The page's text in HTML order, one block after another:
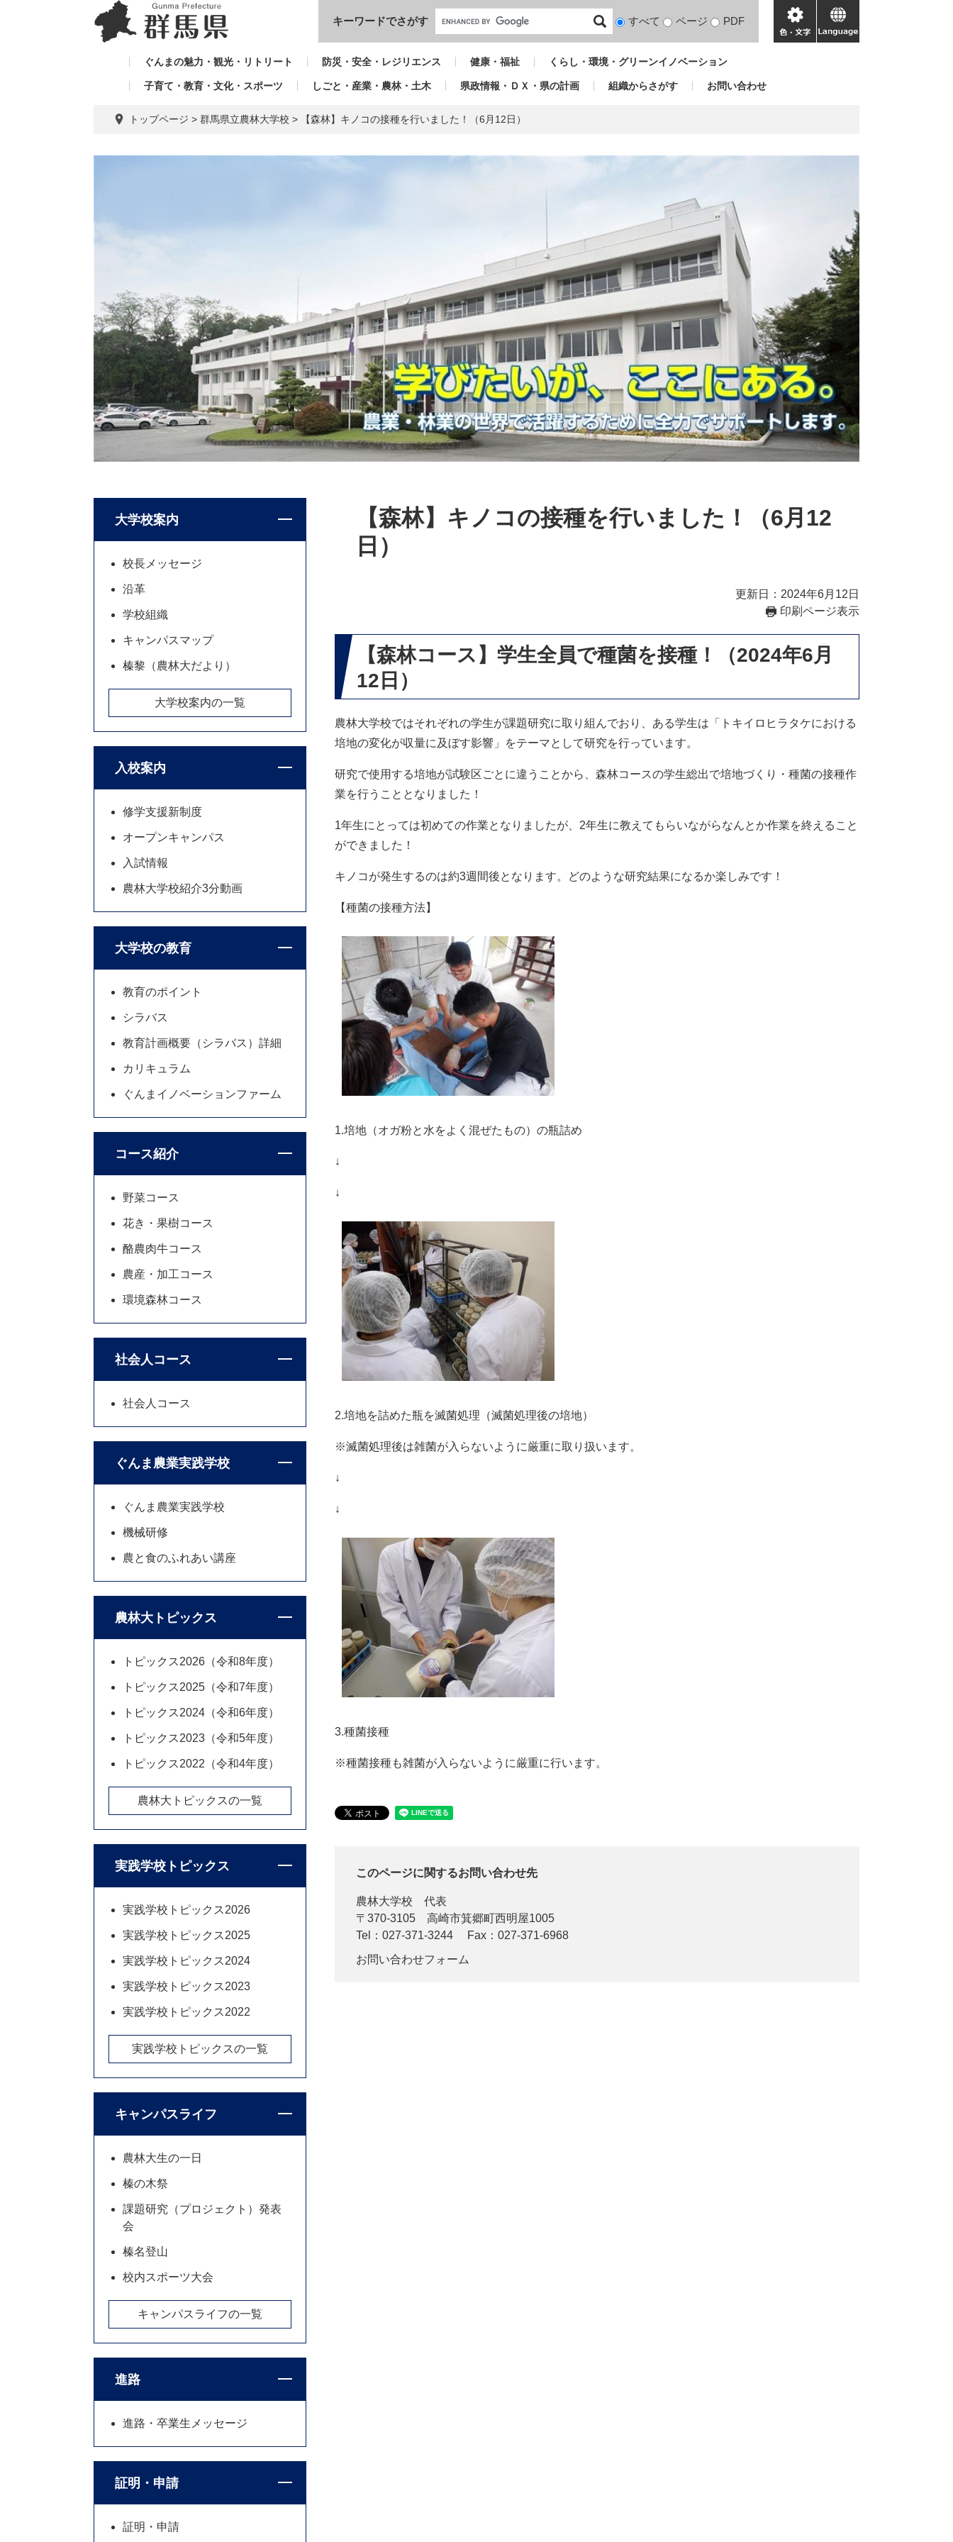
本文へ
キーワードでさがす
検
対
すべて ページ PDF
色・
文
language
ぐんまの魅力・観光・リトリート 防災・安全・レジリエンス 健康・福祉 くらし・環境・グリーンイノベーション
子育て・教育・文化・スポーツ しごと・産業・農林・土木 県政情報・ＤＸ・県の計画 組織からさがす お問い合わせ
トップページ > 群馬県立農林大学校 > 【森林】キノコの接種を行いました！（6月12日）
【森林】キノコの接種を行いました！（6月12
日）
更新日：2024年6月12日
印刷ページ表示
【森林コース】学生全員で種菌を接種！（2024年6月
12日）
農林大学校ではそれぞれの学生が課題研究に取り組んでおり、ある学生は「トキイロヒラタケにおける
培地の変化が収量に及ぼす影響」をテーマとして研究を行っています。
研究で使用する培地が試験区ごとに違うことから、森林コースの学生総出で培地づくり・種菌の接種作
業を行うこととなりました！
1年生にとっては初めての作業となりましたが、2年生に教えてもらいながらなんとか作業を終えること
ができました！
キノコが発生するのは約3週間後となります。どのような研究結果になるか楽しみです！
【種菌の接種方法】
1.培地（オガ粉と水をよく混ぜたもの）の瓶詰め
↓
↓
2.培地を詰めた瓶を滅菌処理（滅菌処理後の培地）
※滅菌処理後は雑菌が入らないように厳重に取り扱います。
↓
↓
3.種菌接種
※種菌接種も雑菌が入らないように厳重に行います。
このページに関するお問い合わせ先
農林大学校
代表
〒370-3105
高崎市箕郷町西明屋1005
Tel：027-371-3244
Fax：027-371-6968
お問い合わせフォーム
大学校案内
校長メッセージ
沿革
学校組織
キャンパスマップ
榛黎（農林大だより）
大学校案内の一覧
入校案内
修学支援新制度
オープンキャンパス
入試情報
農林大学校紹介3分動画
大学校の教育
教育のポイント
シラバス
教育計画概要（シラバス）詳細
カリキュラム
ぐんまイノベーションファーム
コース紹介
野菜コース
花き・果樹コース
酪農肉牛コース
農産・加工コース
環境森林コース
社会人コース
社会人コース
ぐんま農業実践学校
ぐんま農業実践学校
機械研修
農と食のふれあい講座
農林大トピックス
トピックス2026（令和8年度）
トピックス2025（令和7年度）
トピックス2024（令和6年度）
トピックス2023（令和5年度）
トピックス2022（令和4年度）
農林大トピックスの一覧
実践学校トピックス
実践学校トピックス2026
実践学校トピックス2025
実践学校トピックス2024
実践学校トピックス2023
実践学校トピックス2022
実践学校トピックスの一覧
キャンパスライフ
農林大生の一日
榛の木祭
課題研究（プロジェクト）発表
会
榛名登山
校内スポーツ大会
キャンパスライフの一覧
進路
進路・卒業生メッセージ
証明・申請
証明・申請